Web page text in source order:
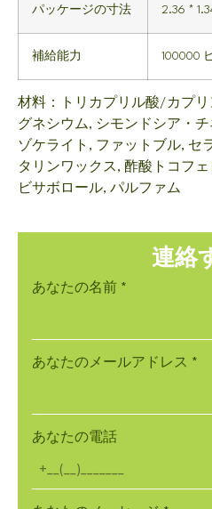
パッケージの寸法 2.36 *
補給能力 100000
材料：トリカプリル酸/カプ
グネシウム, シモンドシア・
ゾケライト, ファットブル, セ
タリンワックス, 酢酸トコフ
ビサボロール, パルファム
連絡
あなたの名前 *
あなたのメールアドレス *
あなたの電話